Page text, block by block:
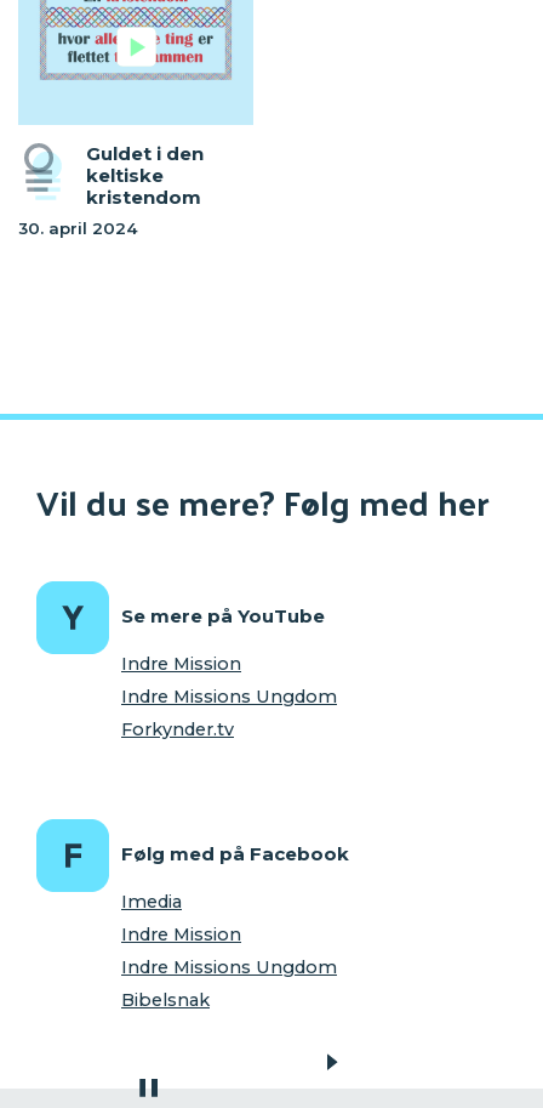
Guldet i den
keltiske
kristendom
30. april 2024
Vil du se mere? Følg med her
Se mere på YouTube
Indre Mission
Indre Missions Ungdom
Forkynder.tv
Følg med på Facebook
Imedia
Indre Mission
Indre Missions Ungdom
Bibelsnak